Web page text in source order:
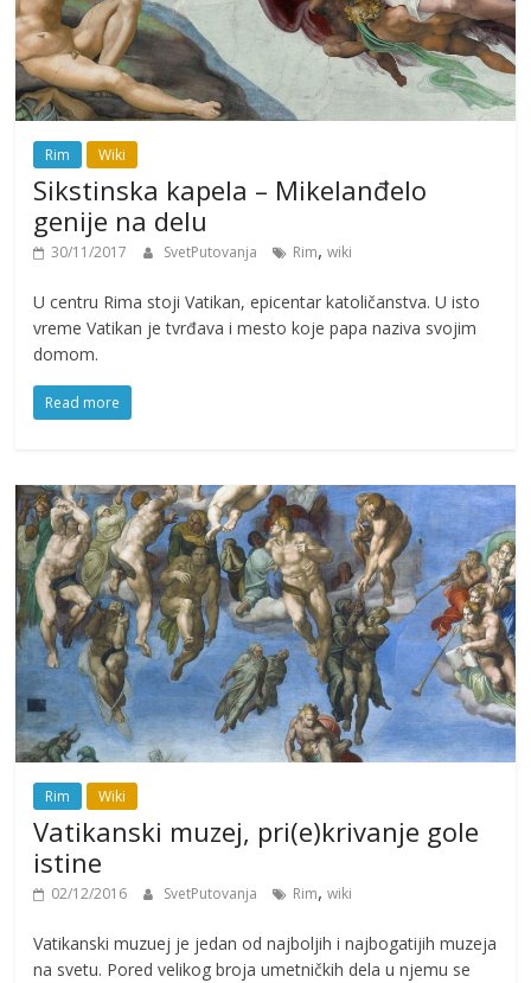
Rim Wiki
Sikstinska kapela – Mikelanđelo
genije na delu
30/11/2017 SvetPutovanja Rim,wiki
U centru Rima stoji Vatikan, epicentar katoličanstva. U isto
vreme Vatikan je tvrđava i mesto koje papa naziva svojim
domom.
Read more
Rim Wiki
Vatikanski muzej, pri(e)krivanje gole
istine
02/12/2016 SvetPutovanja Rim,wiki
Vatikanski muzuej je jedan od najboljih i najbogatijih muzeja
na svetu. Pored velikog broja umetničkih dela u njemu se